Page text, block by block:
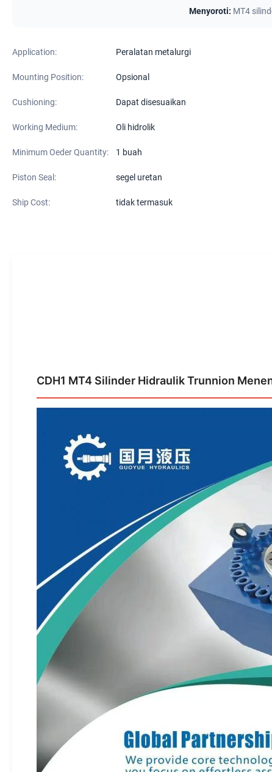
Menyoroti: MT4
Application: Peralatan metalurgi
Mounting Position: Opsional
Cushioning: Dapat disesuaikan
Working Medium: Oli hidrolik
Minimum Oeder Quantity: 1 buah
Piston Seal: segel uretan
Ship Cost: tidak termasuk
CDH1 MT4 Silinder Hidraulik Trunnion